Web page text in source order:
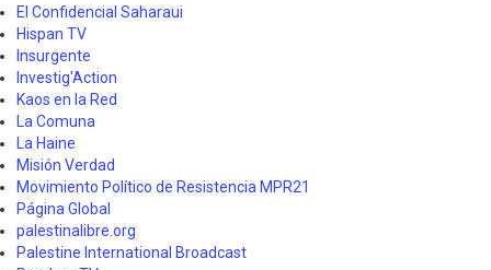
El Confidencial Saharaui
Hispan TV
Insurgente
Investig'Action
Kaos en la Red
La Comuna
La Haine
Misión Verdad
Movimiento Político de Resistencia MPR21
Página Global
palestinalibre.org
Palestine International Broadcast